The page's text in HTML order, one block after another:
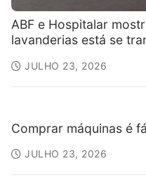
ABF e Hospitalar
lavanderias está se
JULHO 23, 2026
Comprar máquinas é
JULHO 23, 2026